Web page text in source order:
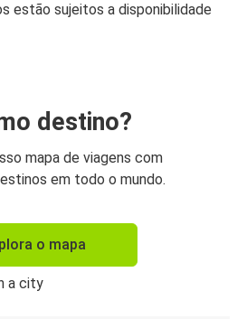
estão sujeitos a disponibilidade
destino?
mapa de viagens com
em todo o mundo.
o mapa